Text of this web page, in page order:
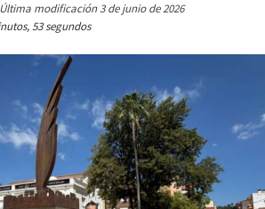
Última modificación 3 de junio de 2026
53 segundos